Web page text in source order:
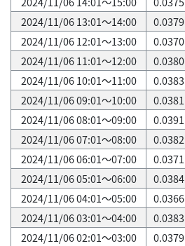
2024/11/06 13:01～14:00
0.0379
2024/11/06 12:01～13:00
0.0370
2024/11/06 11:01～12:00
0.0380
2024/11/06 10:01～11:00
0.0383
2024/11/06 09:01～10:00
0.0381
2024/11/06 08:01～09:00
0.0391
2024/11/06 07:01～08:00
0.0382
2024/11/06 06:01～07:00
0.0371
2024/11/06 05:01～06:00
0.0384
2024/11/06 04:01～05:00
0.0366
2024/11/06 03:01～04:00
0.0383
2024/11/06 02:01～03:00
0.0379